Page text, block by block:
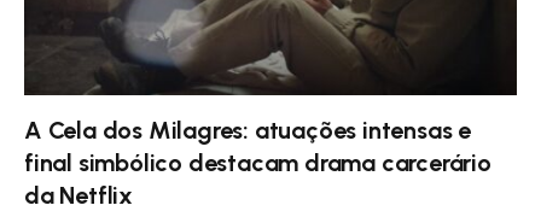
A Cela dos Milagres: atuações intensas e
final simbólico destacam drama carcerário
da Netflix